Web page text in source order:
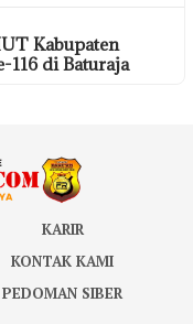
Kabupaten
116 di Baturaja
KARIR
KONTAK KAMI
PEDOMAN SIBER